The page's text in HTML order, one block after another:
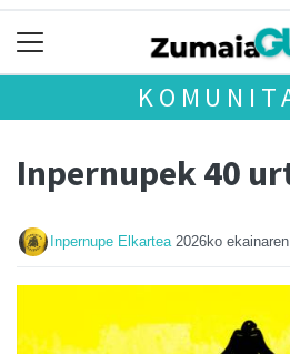
Inpernupek 40
Inpernupe Elkartea 2026ko